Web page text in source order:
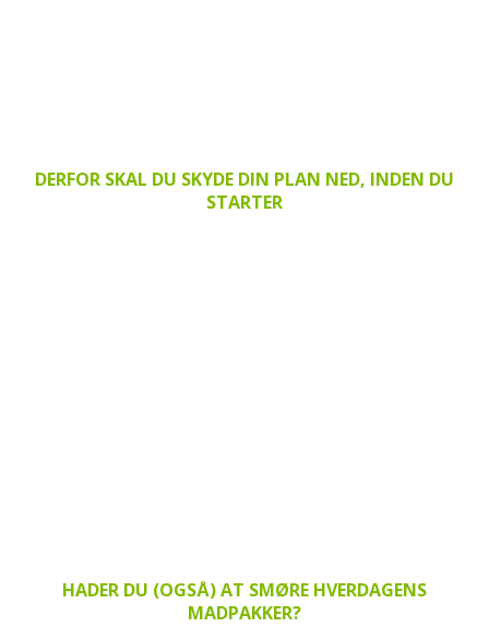
DERFOR SKAL DU SKYDE DIN PLAN NED, INDEN DU
STARTER
HADER DU (OGSÅ) AT SMØRE HVERDAGENS
MADPAKKER?